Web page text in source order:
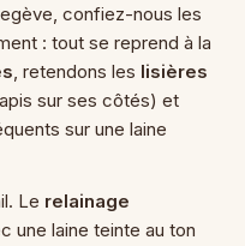
confiez-nous les
: tout se reprend à la
, retendons les lisières
sur ses côtés) et
sur une laine
Le relainage
une laine teinte au ton